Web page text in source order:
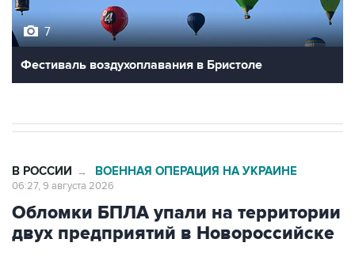
7
Фестиваль воздухоплавания в Бристоле
В РОССИИ → ВОЕННАЯ ОПЕРАЦИЯ НА УКРАИНЕ
06:27, 9 августа 2026
Обломки БПЛА упали на территории
двух предприятий в Новороссийске